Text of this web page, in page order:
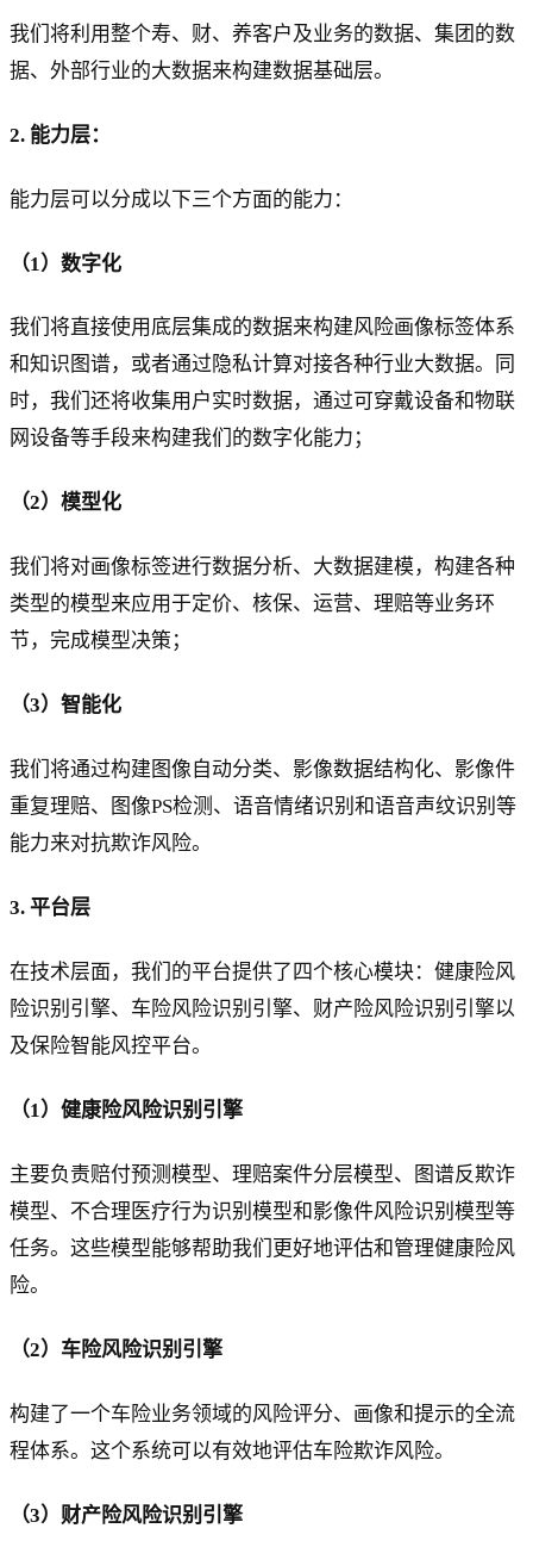
我们将利用整个寿、财、养客户及业务的数据、集团的数
据、外部行业的大数据来构建数据基础层。
2. 能力层：
能力层可以分成以下三个方面的能力：
（1）数字化
我们将直接使用底层集成的数据来构建风险画像标签体系
和知识图谱，或者通过隐私计算对接各种行业大数据。同
时，我们还将收集用户实时数据，通过可穿戴设备和物联
网设备等手段来构建我们的数字化能力；
（2）模型化
我们将对画像标签进行数据分析、大数据建模，构建各种
类型的模型来应用于定价、核保、运营、理赔等业务环
节，完成模型决策；
（3）智能化
我们将通过构建图像自动分类、影像数据结构化、影像件
重复理赔、图像PS检测、语音情绪识别和语音声纹识别等
能力来对抗欺诈风险。
3. 平台层
在技术层面，我们的平台提供了四个核心模块：健康险风
险识别引擎、车险风险识别引擎、财产险风险识别引擎以
及保险智能风控平台。
（1）健康险风险识别引擎
主要负责赔付预测模型、理赔案件分层模型、图谱反欺诈
模型、不合理医疗行为识别模型和影像件风险识别模型等
任务。这些模型能够帮助我们更好地评估和管理健康险风
险。
（2）车险风险识别引擎
构建了一个车险业务领域的风险评分、画像和提示的全流
程体系。这个系统可以有效地评估车险欺诈风险。
（3）财产险风险识别引擎